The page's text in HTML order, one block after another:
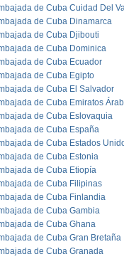
de Cuba Cuidad Del
de Cuba Dinamarca
de Cuba Djibouti
de Cuba Dominica
de Cuba Ecuador
de Cuba Egipto
de Cuba El Salvador
de Cuba Emiratos
de Cuba Eslovaquia
de Cuba España
de Cuba Estados
de Cuba Estonia
de Cuba Etiopía
de Cuba Filipinas
de Cuba Finlandia
de Cuba Gambia
de Cuba Ghana
de Cuba Gran Bretaña
de Cuba Granada